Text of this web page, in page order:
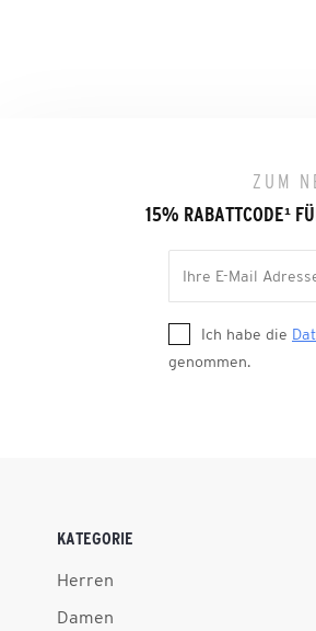
ZUM
15% RABATTCODE¹
Ich habe die
genommen.
KATEGORIE
Herren
Damen